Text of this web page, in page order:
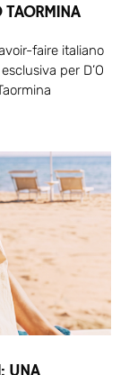
TAORMINA
faire italiano
per D’O